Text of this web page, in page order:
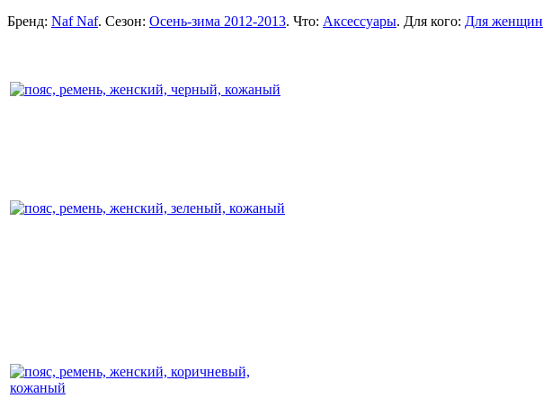
Бренд: Naf Naf. Сезон: Осень-зима 2012-2013. Что: Аксессуары. Для кого: Для женщин